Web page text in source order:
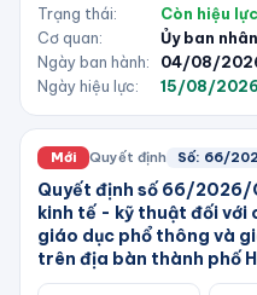
Trạng thái:
Còn hiệu lực
Cơ quan:
Ủy ban
Ngày ban hành:
04/08/
Ngày hiệu lực:
15/08/2026
Mới Quyết định Số: 66/
Quyết định số 66/2026/
kinh tế - kỹ thuật đối với
giáo dục phổ thông và
trên địa bàn thành phố